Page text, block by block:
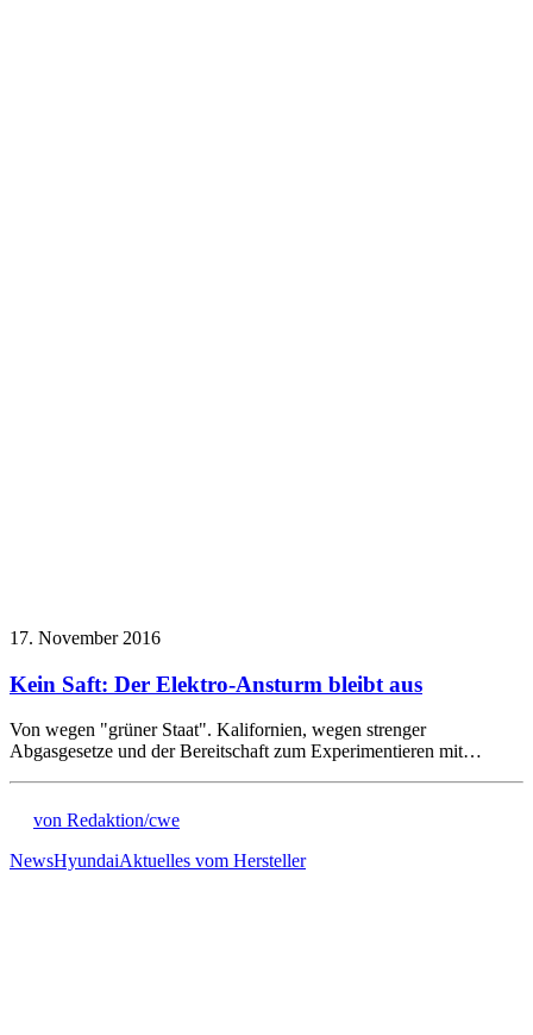
17. November 2016
Kein Saft: Der Elektro-Ansturm bleibt aus
Von wegen "grüner Staat". Kalifornien, wegen strenger
Abgasgesetze und der Bereitschaft zum Experimentieren mit…
von Redaktion/cwe
NewsHyundaiAktuelles vom Hersteller